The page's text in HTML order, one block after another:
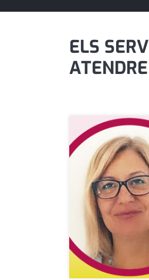
promo
societat
editorial
ELS